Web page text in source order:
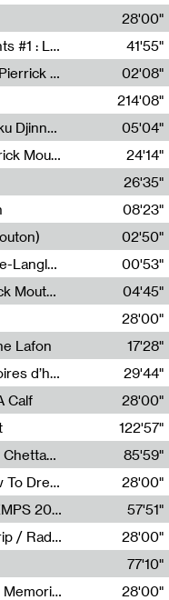
28'00"
Sous le paysage - Habiter les éléments #1 : Les éléments et les débordements du vivant
41'55"
Simb Gaïdé ou la danse du faux lion (Pierrick Mouton)
02'08"
214'08"
Non à l'émigration Clandestine - Rukku Djinne Squad (Eden Tinto Collins)
05'04"
Mama Counda, l'esprit du puits - Pierrick Mouton
24'14"
26'35"
08'23"
02'50"
Dans la nuit les nuages - Théo Robine-Langlois
00'53"
Bathi Diabaye - Tambacounda (Pierrick Mouton)
04'45"
28'00"
Lafon
17'28"
Paysages animés #3 : Prairies – Histoires d’herbes et d’humains
29'44"
Calf
28'00"
122'57"
Formule Magique #3 : Selim-a Attalah Chettaoui
85'59"
Radia Show #1103 : “Learning AI How To Dream” by Sebastian Dingens (Radio Campus Bruxelles)
28'00"
LA PYRAMIDE DE BOIS 12 / PRINTEMPS 2026
57'51"
Radia Show #1102 : The Economic Trip / Radio Grenouille
28'00"
77'10"
Radia Show Show #1101 : Embedded Memories by Jimmy Peggie / radioart106
28'00"